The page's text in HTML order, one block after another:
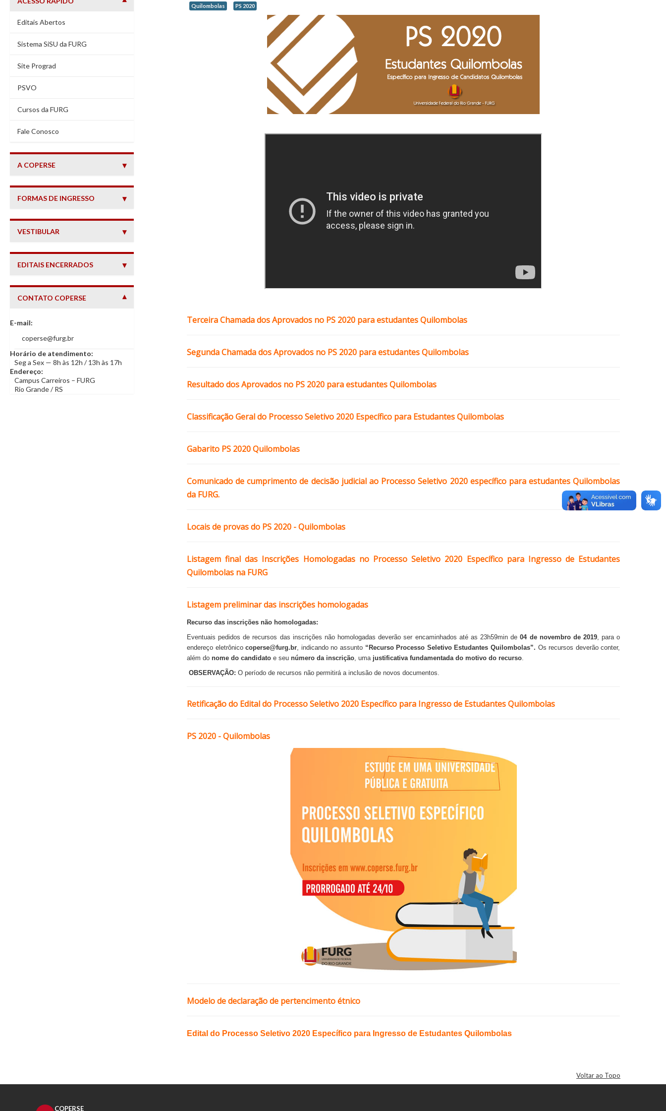
Editais Abertos
Sistema SiSU da FURG
Site Prograd
PSVO
Cursos da FURG
(abre em nova janela)
Fale Conosco
A COPERSE
FORMAS DE INGRESSO
VESTIBULAR
EDITAIS ENCERRADOS
CONTATO COPERSE
— INFORMAÇÕES DE CONTATO
E-mail:
coperse@furg.br
Horário de atendimento:
Seg a Sex — 8h às 12h / 13h às 17h
Endereço:
Campus Carreiros – FURG
Rio Grande / RS
Quilombolas PS 2020
Terceira Chamada dos Aprovados no PS 2020 para estudantes Quilombolas
Segunda Chamada dos Aprovados no PS 2020 para estudantes Quilombolas
Resultado dos Aprovados no PS 2020 para estudantes Quilombolas
Classificação Geral do Processo Seletivo 2020 Específico para Estudantes Quilombolas
Gabarito PS 2020 Quilombolas
Comunicado de cumprimento de decisão judicial ao Processo Seletivo 2020 específico para estudantes Quilombolas
da FURG.
Locais de provas do PS 2020 - Quilombolas
Listagem final das Inscrições Homologadas no Processo Seletivo 2020 Específico para Ingresso de Estudantes
Quilombolas na FURG
Listagem preliminar das inscrições homologadas
Recurso das inscrições não homologadas:
Eventuais pedidos de recursos das inscrições não homologadas deverão ser encaminhados até as 23h59min de04 de novembro de 2019, para o
endereço eletrônicocoperse@furg.br, indicando no assunto “Recurso Processo Seletivo Estudantes Quilombolas”. Os recursos deverão conter,
além do nome do candidatoe seu número da inscrição, uma justificativa fundamentada do motivo do recurso.
OBSERVAÇÃO: O período de recursos não permitirá a inclusão de novos documentos.
Retificação do Edital do Processo Seletivo 2020 Específico para Ingresso de Estudantes Quilombolas
PS 2020 - Quilombolas
Modelo de declaração de pertencimento étnico
Edital do Processo Seletivo 2020 Específico para Ingresso de Estudantes Quilombolas
Voltar ao Topo
COPERSE